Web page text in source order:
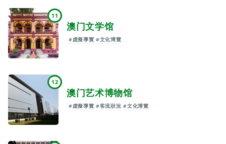
11
澳门文学馆
#虛擬導覽 #文化博覽
12
澳门艺术博物馆
#虛擬導覽 #客流狀況 #文化博覽